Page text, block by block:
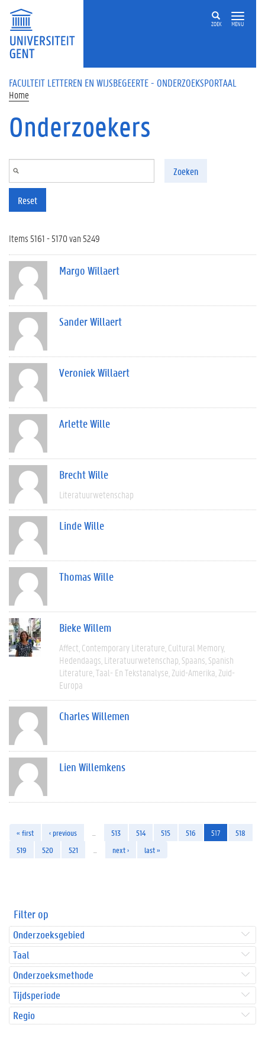
Overslaan en naar de inhoud gaan
ZOEK MENU
FACULTEIT LETTEREN EN WIJSBEGEERTE - ONDERZOEKSPORTAAL
Home
Onderzoekers
Zoeken
Reset
Items 5161 - 5170 van 5249
Margo Willaert
Sander Willaert
Veroniek Willaert
Arlette Wille
Brecht Wille
Literatuurwetenschap
Linde Wille
Thomas Wille
Bieke Willem
Affect Contemporary Literature Cultural Memory
Hedendaags Literatuurwetenschap Spaans Spanish
Literature Taal- En Tekstanalyse Zuid-Amerika Zuid-
Europa
Charles Willemen
Lien Willemkens
« first ‹ previous 513 514 515 516 517
518
519
520 521 next › last »
Filter op
Onderzoeksgebied
Taal
Onderzoeksmethode
Tijdsperiode
Regio